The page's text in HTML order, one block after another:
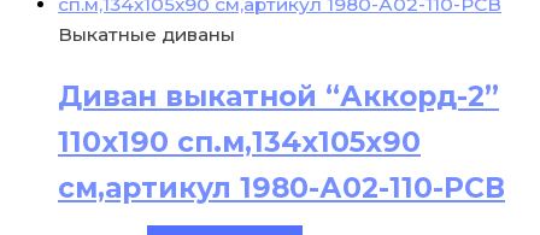
Выкатные диваны
Диван выкатной “Аккорд-2”
110х190 сп.м,134х105х90
см,артикул 1980-А02-110-РСВ